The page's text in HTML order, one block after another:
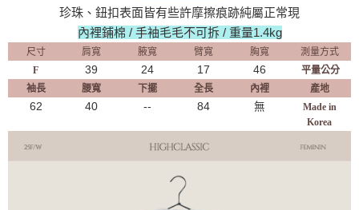
珍珠、鈕扣表面皆有些許摩擦痕跡純屬正常現
內裡鋪棉 / 手袖毛毛不可拆 / 重量1.4kg
尺寸 肩寬 腋寬 臂寬 胸寬
測量方式
F
39 24 17 46
平量公分
袖長
腰寬 下擺 全長 內裡 產地
62 40 -- 84 無
Made in
Korea